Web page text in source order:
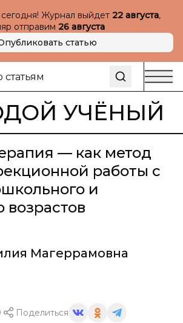
сегодня! Журнал выйдет 22 августа,
отправим 26 августа
статью
УЧЁНЫЙ
— как метод
работы с
и
возрастов
Магеррамовна
Поделиться